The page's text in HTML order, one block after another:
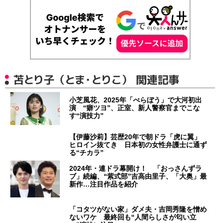
苫とり子（とま・とりこ） 関連記事
小芝風花、2025年「べらぼう」で大河初出
演 “癖ツヨ”、正室、新人警察官までこな
す“演技力”
【伊藤沙莉】芸歴20年で朝ドラ「虎に翼」
ヒロイン抜てき 日本初の女性弁護士に通ず
る“チカラ”
2024年・連ドラ幕開け！ 「おっさんずラ
ブ」続編、“紫式部”吉高由里子、「大奥」最
新作…注目作品を紹介
「コタツがない家」ダメ夫・吉岡秀隆を憎め
ないワケ 最終回も“人間らしさが匂い立